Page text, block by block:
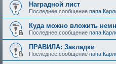
Наградной лист
Последнее сообщение папа
Куда можно вложить
Последнее сообщение папа
ПРАВИЛА: Закладки
Последнее сообщение папа